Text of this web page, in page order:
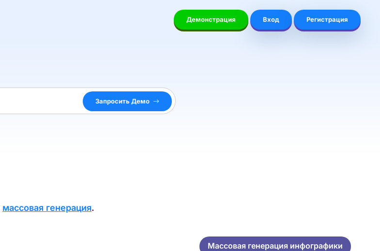
Демонстрация Вход Регистрация
Запросить Демо
массовая генерация.
Массовая генерация инфографики